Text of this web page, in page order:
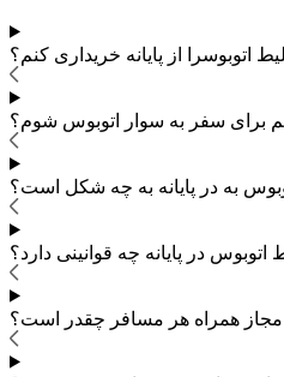
اتوبوسرا از پایانه خریداری کنم؟
برای سفر به سوار اتوبوس شوم؟
به در پایانه به چه شکل است؟
اتوبوس در پایانه چه قوانینی دارد؟
مجاز همراه هر مسافر چقدر است؟